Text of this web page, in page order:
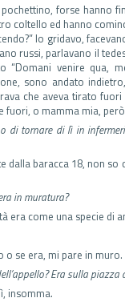
forse hanno
coltello ed hanno
Io gridavo,
russi, parlavano il
“Domani venire qua,
sono andato
che aveva tirato
fuori, o mamma mia,
di tornare di lì in
dalla baracca 18, non so
in muratura?
era come una specie di
o se era, mi pare in muro.
Era sulla piazza
insomma.